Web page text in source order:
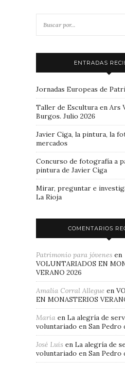
ENTRADAS
Jornadas Europeas de
Taller de Escultura en Ars
Burgos. Julio 2026
Javier Ciga, la pintura, la
mercados
Concurso de fotografía a
pintura de Javier Ciga
Mirar, preguntar e
La Rioja
COMENTARIOS
Patrimonio para jóvenes en
VOLUNTARIADOS EN
VERANO 2026
Amalia Corral Allegue en
EN MONASTERIOS
Maria en La alegría de
voluntariado en San Pedro
José Luis en La alegría de
voluntariado en San Pedro